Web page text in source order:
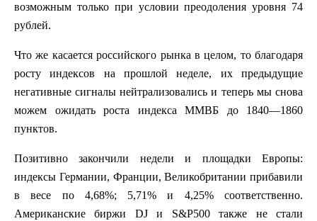
возможным только при условии преодоления уровня 74
рублей.
Что же касается российского рынка в целом, то благодаря
росту индексов на прошлой неделе, их предыдущие
негативные сигналы нейтрализовались и теперь мы снова
можем ожидать роста индекса ММВБ до 1840—1860
пунктов.
Позитивно закончили недели и площадки Европы:
индексы Германии, Франции, Великобритании прибавили
в весе по 4,68%; 5,71% и 4,25% соответственно.
Американские биржи DJи S&P500также не стали